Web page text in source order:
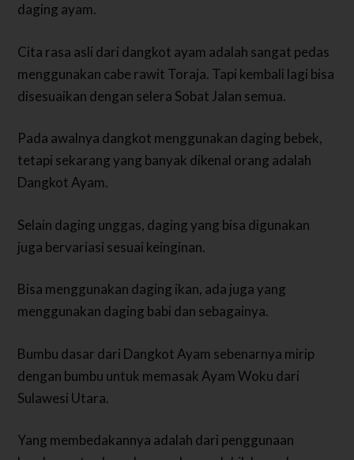
daging ayam.
Cita rasa asli dari dangkot ayam adalah sangat pedas
menggunakan cabe rawit Toraja. Tapi kembali lagi bisa
disesuaikan dengan selera Sobat Jalan semua.
Pada awalnya dangkot menggunakan daging bebek,
tetapi sekarang yang banyak dikenal orang adalah
Dangkot Ayam.
Selain daging unggas, daging yang bisa digunakan
juga bervariasi sesuai keinginan.
Bisa menggunakan daging ikan, ada juga yang
menggunakan daging babi dan sebagainya.
Bumbu dasar dari Dangkot Ayam sebenarnya mirip
dengan bumbu untuk memasak Ayam Woku dari
Sulawesi Utara.
Yang membedakannya adalah dari penggunaan